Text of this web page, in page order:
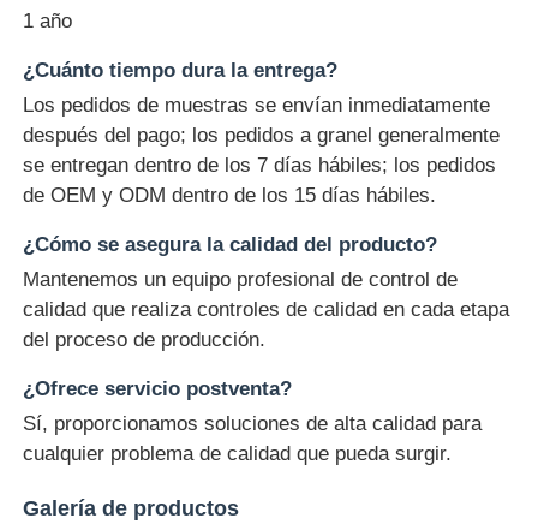
1 año
¿Cuánto tiempo dura la entrega?
Los pedidos de muestras se envían inmediatamente
después del pago; los pedidos a granel generalmente
se entregan dentro de los 7 días hábiles; los pedidos
de OEM y ODM dentro de los 15 días hábiles.
¿Cómo se asegura la calidad del producto?
Mantenemos un equipo profesional de control de
calidad que realiza controles de calidad en cada etapa
del proceso de producción.
¿Ofrece servicio postventa?
Sí, proporcionamos soluciones de alta calidad para
cualquier problema de calidad que pueda surgir.
Galería de productos